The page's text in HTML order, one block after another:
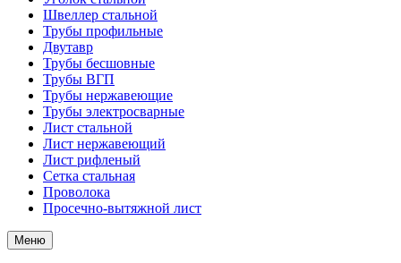
Швеллер стальной
Трубы профильные
Двутавр
Трубы бесшовные
Трубы ВГП
Трубы нержавеющие
Трубы электросварные
Лист стальной
Лист нержавеющий
Лист рифленый
Сетка стальная
Проволока
Просечно-вытяжной лист
Меню